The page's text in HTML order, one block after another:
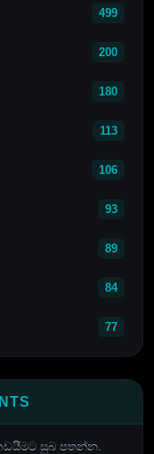
499
200
180
113
106
93
89
84
77
සුබ පතන්න.